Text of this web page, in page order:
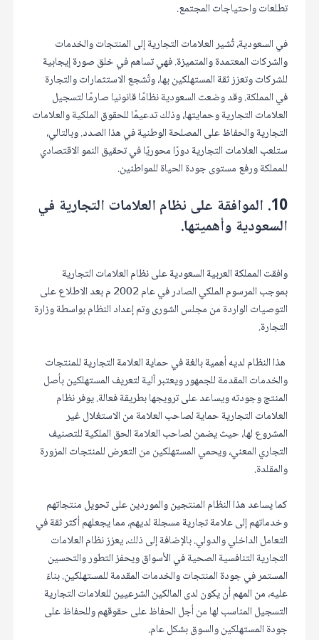
تطلعات واحتياجات المجتمع.
في السعودية، تُشير العلامات التجارية إلى المنتجات والخدمات
والشركات المعتمدة والمتميزة. فهي تساهم في خلق صورة إيجابية
للشركات وتعزز ثقة المستهلكين بها، وتُشجع الاستثمارات والتجارة
في المملكة. وقد وضعت السعودية نظامًا قانونيا صارمًا لتسجيل
العلامات التجارية وحمايتها، وذلك تدعيمًا للحقوق الملكية والعلامات
التجارية والحفاظ على المصلحة الوطنية في هذا الصدد. وبالتالي،
ستلعب العلامات التجارية دورًا محوريًا في تحقيق النمو الاقتصادي
للمملكة ورفع مستوى جودة الحياة للمواطنين.
10. الموافقة على نظام العلامات التجارية في
السعودية وأهميتها.
وافقت المملكة العربية السعودية على نظام العلامات التجارية
بموجب المرسوم الملكي الصادر في عام 2002 م بعد الاطلاع على
التوصيات الواردة من مجلس الشورى وتم إعداد النظام بواسطة وزارة
التجارة.
هذا النظام لديه أهمية بالغة في حماية العلامة التجارية للمنتجات
والخدمات المقدمة للجمهور ويعتبر آلية لتعريف المستهلكين بأصل
المنتج وجودته ويساعد على ترويجها بطريقة فعالة. يوفر نظام
العلامات التجارية حماية لصاحب العلامة من الاستغلال غير
المشروع لها، حيث يضمن لصاحب العلامة الحق الملكية للتصنيف
التجاري المعني، ويحمي المستهلكين من التعرض للمنتجات المزورة
والمقلدة.
كما يساعد هذا النظام المنتجين والموردين على تحويل منتجاتهم
وخدماتهم إلى علامة تجارية مسجلة لديهم، مما يجعلهم أكثر ثقة في
التعامل الداخلي والدولي. بالإضافة إلى ذلك، يعزز نظام العلامات
التجارية التنافسية الصحية في الأسواق ويحفز التطور والتحسين
المستمر في جودة المنتجات والخدمات المقدمة للمستهلكين. بناءً
عليه، من المهم أن يكون لدى المالكين الشرعيين للعلامات التجارية
التسجيل المناسب لها من أجل الحفاظ على حقوقهم وللحفاظ على
جودة المستهلكين والسوق بشكل عام.